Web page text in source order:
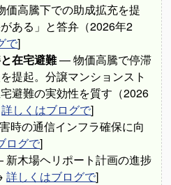
高騰下での助成拡充を提
ある」と答弁（2026年2
で]
在宅避難— 物価高騰で停滞
提起。分譲マンションスト
避難の実効性を質す（2026
詳しくはブログで]
時の通信インフラ確保に向
ログで]
木場ヘリポート計画の進捗
詳しくはブログで]